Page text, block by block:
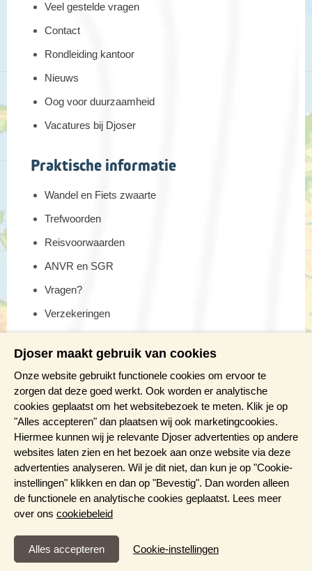
Veel gestelde vragen
Contact
Rondleiding kantoor
Nieuws
Oog voor duurzaamheid
Vacatures bij Djoser
Praktische informatie
Wandel en Fiets zwaarte
Trefwoorden
Reisvoorwaarden
ANVR en SGR
Vragen?
Verzekeringen
Meer weten?
Brochure aanvragen
Presentaties en Infodagen
Aanmelden nieuwsbrief
Djoser maakt gebruik van cookies
Onze website gebruikt functionele cookies om ervoor te
zorgen dat deze goed werkt. Ook worden er analytische
cookies geplaatst om het websitebezoek te meten. Klik je op
"Alles accepteren" dan plaatsen wij ook marketingcookies.
Hiermee kunnen wij je relevante Djoser advertenties op andere
websites laten zien en het bezoek aan onze website via deze
advertenties analyseren. Wil je dit niet, dan kun je op "Cookie-
instellingen" klikken en dan op "Bevestig". Dan worden alleen
de functionele en analytische cookies geplaatst. Lees meer
over ons cookiebeleid
Cookies die er voor zorgen dat de website naar behoren
Cookie-instellingen